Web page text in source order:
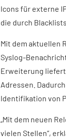
Icons für externe
die durch
Mit dem aktuellen
Syslog-
Erweiterung
Adressen.
Identifikation von
„Mit dem neuen
vielen Stellen“,